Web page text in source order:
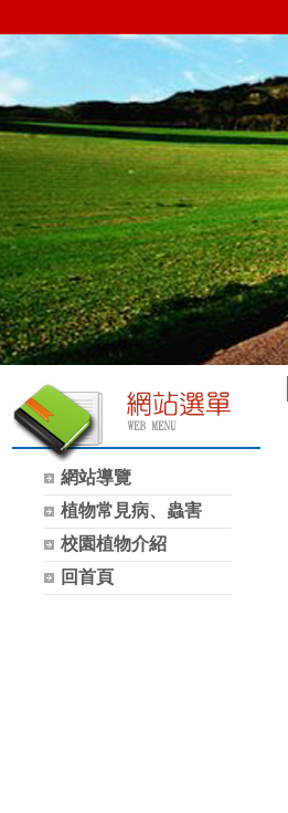
網站導覽
植物常見病、蟲害
校園植物介紹
回首頁